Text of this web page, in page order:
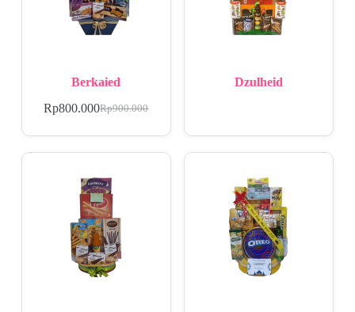
Berkaied
Rp900.000
Rp800.000
Dzulheid